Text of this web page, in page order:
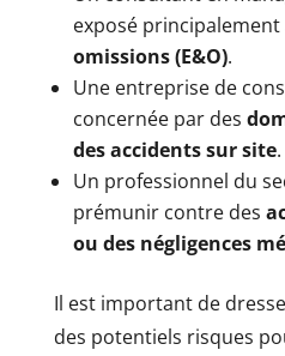
exposé principalement
omissions (E&O).
Une entreprise de
concernée par des
des accidents sur site.
Un professionnel du
prémunir contre des
ou des négligences
Il est important de
des potentiels risques